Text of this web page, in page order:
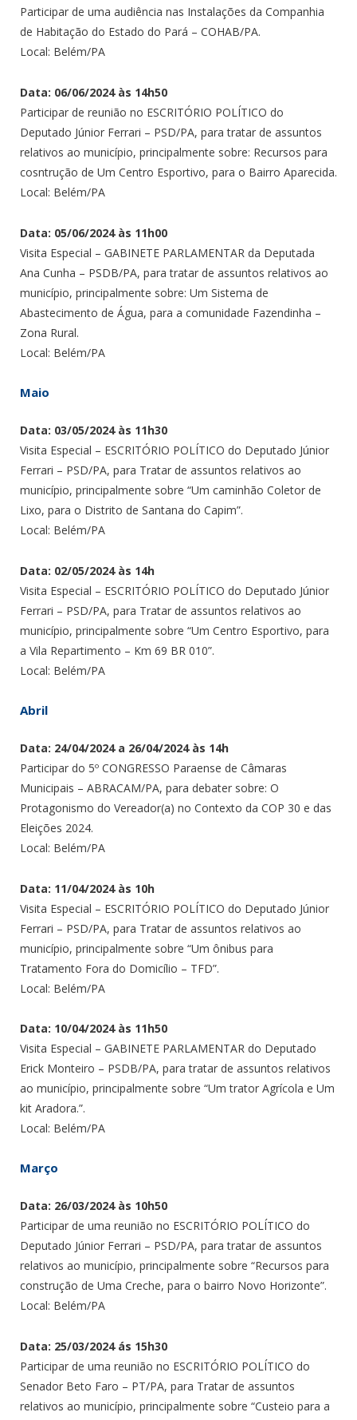
Participar de uma audiência nas Instalações da Companhia
de Habitação do Estado do Pará – COHAB/PA.
Local: Belém/PA
Data: 06/06/2024 às 14h50
Participar de reunião no ESCRITÓRIO POLÍTICO do
Deputado Júnior Ferrari – PSD/PA, para tratar de assuntos
relativos ao município, principalmente sobre: Recursos para
cosntrução de Um Centro Esportivo, para o Bairro Aparecida.
Local: Belém/PA
Data: 05/06/2024 às 11h00
Visita Especial – GABINETE PARLAMENTAR da Deputada
Ana Cunha – PSDB/PA, para tratar de assuntos relativos ao
município, principalmente sobre: Um Sistema de
Abastecimento de Água, para a comunidade Fazendinha –
Zona Rural.
Local: Belém/PA
Maio
Data: 03/05/2024 às 11h30
Visita Especial – ESCRITÓRIO POLÍTICO do Deputado Júnior
Ferrari – PSD/PA, para Tratar de assuntos relativos ao
município, principalmente sobre “Um caminhão Coletor de
Lixo, para o Distrito de Santana do Capim”.
Local: Belém/PA
Data: 02/05/2024 às 14h
Visita Especial – ESCRITÓRIO POLÍTICO do Deputado Júnior
Ferrari – PSD/PA, para Tratar de assuntos relativos ao
município, principalmente sobre “Um Centro Esportivo, para
a Vila Repartimento – Km 69 BR 010”.
Local: Belém/PA
Abril
Data: 24/04/2024 a 26/04/2024 às 14h
Participar do 5º CONGRESSO Paraense de Câmaras
Municipais – ABRACAM/PA, para debater sobre: O
Protagonismo do Vereador(a) no Contexto da COP 30 e das
Eleições 2024.
Local: Belém/PA
Data: 11/04/2024 às 10h
Visita Especial – ESCRITÓRIO POLÍTICO do Deputado Júnior
Ferrari – PSD/PA, para Tratar de assuntos relativos ao
município, principalmente sobre “Um ônibus para
Tratamento Fora do Domicílio – TFD”.
Local: Belém/PA
Data: 10/04/2024 às 11h50
Visita Especial – GABINETE PARLAMENTAR do Deputado
Erick Monteiro – PSDB/PA, para tratar de assuntos relativos
ao município, principalmente sobre “Um trator Agrícola e Um
kit Aradora.”.
Local: Belém/PA
Março
Data: 26/03/2024 às 10h50
Participar de uma reunião no ESCRITÓRIO POLÍTICO do
Deputado Júnior Ferrari – PSD/PA, para tratar de assuntos
relativos ao município, principalmente sobre “Recursos para
construção de Uma Creche, para o bairro Novo Horizonte”.
Local: Belém/PA
Data: 25/03/2024 ás 15h30
Participar de uma reunião no ESCRITÓRIO POLÍTICO do
Senador Beto Faro – PT/PA, para Tratar de assuntos
relativos ao município, principalmente sobre “Custeio para a